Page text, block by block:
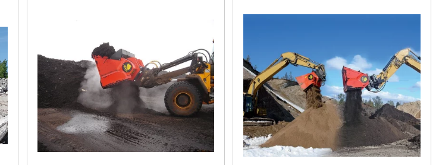
2780 kg
2870 kg
2930 kg
3150 kg
3370 kg
3460 kg